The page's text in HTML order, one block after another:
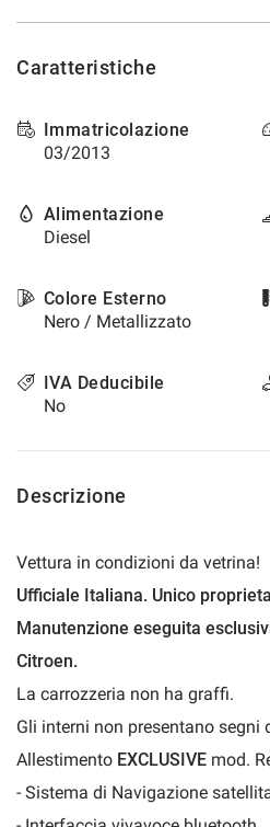
AREA COMMERCIANTI
Caratteristiche
Immatricolazione
03/2013
Alimentazione
Diesel
Colore Esterno
Nero / Metallizzato
IVA Deducibile
No
Descrizione
Vettura in condizioni da vetrina!
Ufficiale Italiana. Unico
Manutenzione eseguita
Citroen.
La carrozzeria non ha graffi.
Gli interni non presentano segni
Allestimento EXCLUSIVE mod.
- Sistema di Navigazione
svolgere
attività
seguito
descritte.
Per
maggiori
informazioni
sull'utilità
sul
funzionamento
strumenti
alla
Puoi
rivedere
e
modificare
tue
scelte
in
qualsiasi
momento.